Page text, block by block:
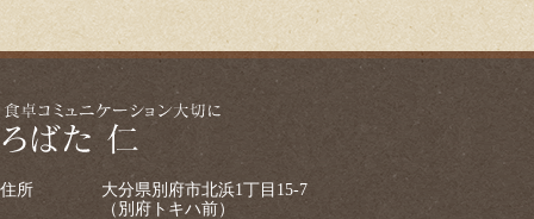
住所
大分県別府市北浜1丁目15-7
（別府トキハ前）